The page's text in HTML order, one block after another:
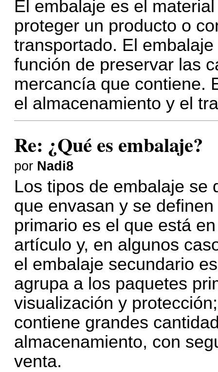
El embalaje es el
proteger un producto o
transportado. El
función de preservar las
mercancía que contiene.
el almacenamiento y el
Re: ¿Qué es embalaje?
por Nadi8
Los tipos de embalaje se
que envasan y se
primario es el que está
artículo y, en algunos
el embalaje secundario
agrupa a los paquetes
visualización y
contiene grandes
almacenamiento, con
venta.